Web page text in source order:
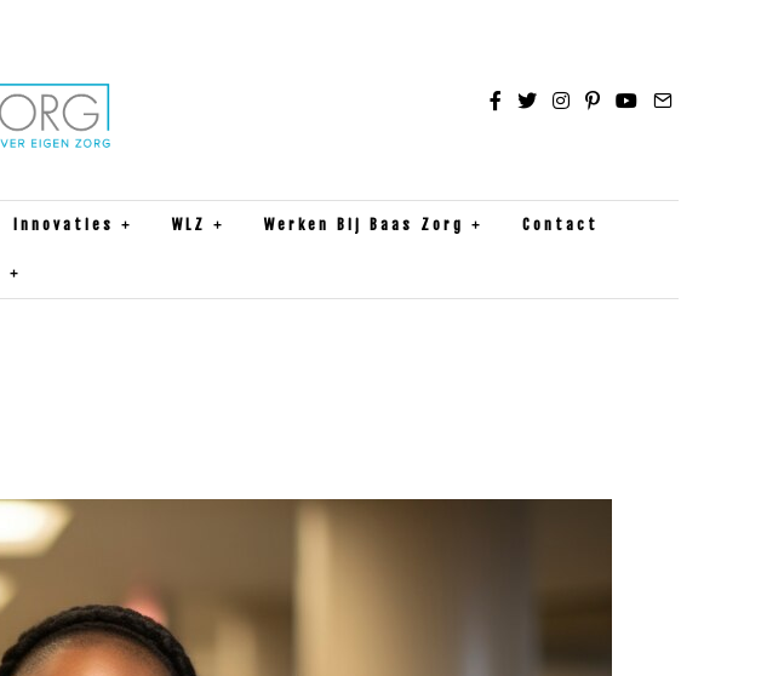
Innovaties WLZ Werken Bij Baas Zorg Contact